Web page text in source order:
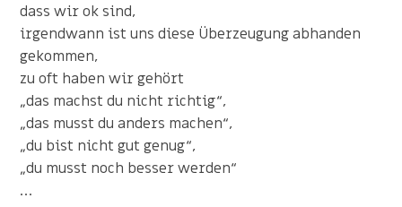
dass wir ok sind,
irgendwann ist uns diese Überzeugung abhanden
gekommen,
zu oft haben wir gehört
„das machst du nicht richtig“,
„das musst du anders machen“,
„du bist nicht gut genug“,
„du musst noch besser werden“
…